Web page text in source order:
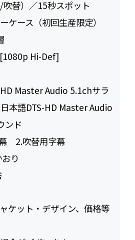
/吹替）／15秒スポット
ケース（初回生産限定）
Hi-Def]
Master Audio 5.1chサラ
本語DTS-HD Master Audio
ンド
2.吹替用字幕
り
ケット・デザイン、価格等